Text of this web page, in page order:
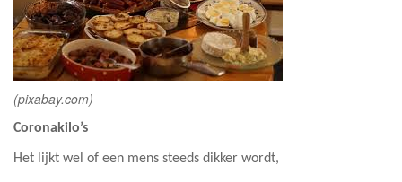
(pixabay.com)
Coronakilo’s
Het lijkt wel of een mens steeds dikker wordt,